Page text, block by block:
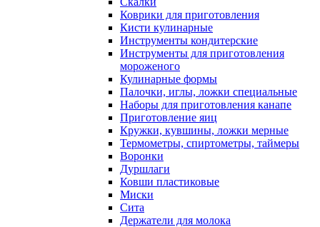
Коврики для приготовления
Кисти кулинарные
Инструменты кондитерские
Инструменты для приготовления
мороженого
Кулинарные формы
Палочки, иглы, ложки специальные
Наборы для приготовления канапе
Приготовление яиц
Кружки, кувшины, ложки мерные
Термометры, спиртометры, таймеры
Воронки
Дуршлаги
Ковши пластиковые
Миски
Сита
Держатели для молока